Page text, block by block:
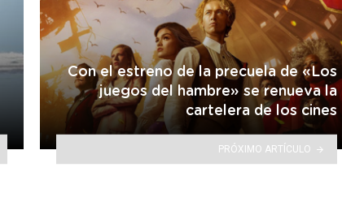
Con el estreno de la precuela de «Los
juegos del hambre» se renueva la
cartelera de los cines
PRÓXIMO ARTÍCULO